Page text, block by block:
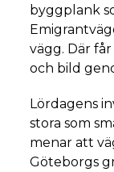
byggplank
vägg. Där
och bild
Lördagens
stora som
menar att
Göteborgs